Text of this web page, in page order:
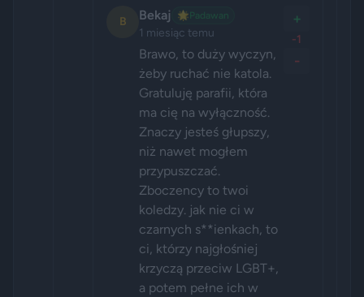
B Bekaj 🌟Padawan
1 miesiąc temu
Brawo, to duży wyczyn,
żeby ruchać nie katola.
Gratuluję parafii, która
ma cię na wyłączność.
Znaczy jesteś głupszy,
niż nawet mogłem
przypuszczać.
Zboczency to twoi
koledzy. jak nie ci w
czarnych s**ienkach, to
ci, którzy najgłośniej
krzyczą przeciw LGBT+,
a potem pełne ich w
+
-1
-